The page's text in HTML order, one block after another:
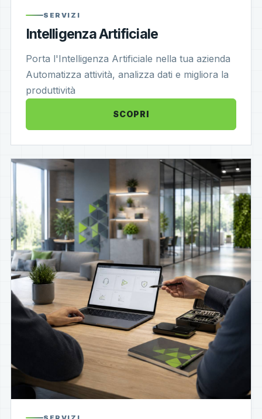
SERVIZI
Intelligenza Artificiale
Porta l'Intelligenza Artificiale nella tua azienda
Automatizza attività, analizza dati e migliora la
produttività
SCOPRI